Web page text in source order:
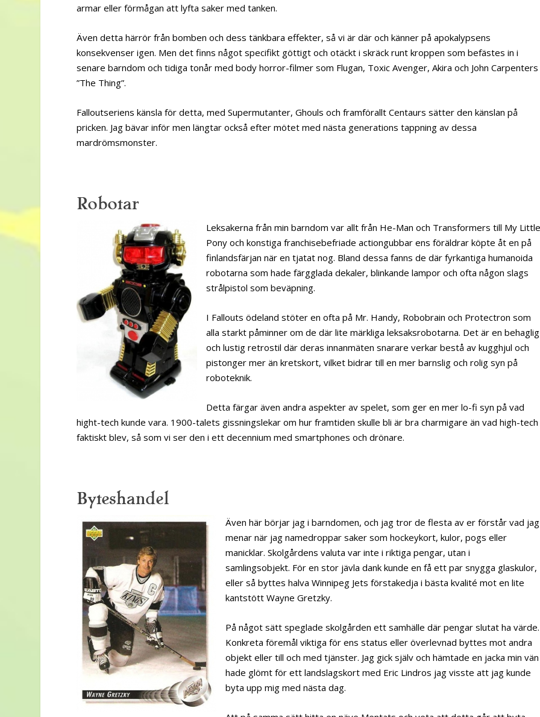
armar eller förmågan att lyfta saker med tanken.
Även detta härrör från bomben och dess tänkbara effekter, så vi är där och känner på apokalypsens
konsekvenser igen. Men det finns något specifikt göttigt och otäckt i skräck runt kroppen som befästes in i
senare barndom och tidiga tonår med body horror-filmer som Flugan, Toxic Avenger, Akira och John Carpenters
”The Thing”.
Falloutseriens känsla för detta, med Supermutanter, Ghouls och framförallt Centaurs sätter den känslan på
pricken. Jag bävar inför men längtar också efter mötet med nästa generations tappning av dessa
mardrömsmonster.
Robotar
Leksakerna från min barndom var allt från He-Man och Transformers till My
Pony och konstiga franchisebefriade actiongubbar ens föräldrar köpte åt en på
finlandsfärjan när en tjatat nog. Bland dessa fanns de där fyrkantiga humanoida
robotarna som hade färgglada dekaler, blinkande lampor och ofta någon slags
strålpistol som beväpning.
I Fallouts ödeland stöter en ofta på Mr. Handy, Robobrain och Protectron som
alla starkt påminner om de där lite märkliga leksaksrobotarna. Det är en behaglig
och lustig retrostil där deras innanmäten snarare verkar bestå av kugghjul och
pistonger mer än kretskort, vilket bidrar till en mer barnslig och rolig syn på
roboteknik.
Detta färgar även andra aspekter av spelet, som ger en mer lo-fi syn på vad
hight-tech kunde vara. 1900-talets gissningslekar om hur framtiden skulle bli är bra charmigare än vad high-tech
faktiskt blev, så som vi ser den i ett decennium med smartphones och drönare.
Byteshandel
Även här börjar jag i barndomen, och jag tror de flesta av er förstår vad jag
menar när jag namedroppar saker som hockeykort, kulor, pogs eller
manicklar. Skolgårdens valuta var inte i riktiga pengar, utan i
samlingsobjekt. För en stor jävla dank kunde en få ett par snygga glaskulor,
eller så byttes halva Winnipeg Jets förstakedja i bästa kvalité mot en lite
kantstött Wayne Gretzky.
På något sätt speglade skolgården ett samhälle där pengar slutat ha värde.
Konkreta föremål viktiga för ens status eller överlevnad byttes mot andra
objekt eller till och med tjänster. Jag gick själv och hämtade en jacka min vän
hade glömt för ett landslagskort med Eric Lindros jag visste att jag kunde
byta upp mig med nästa dag.